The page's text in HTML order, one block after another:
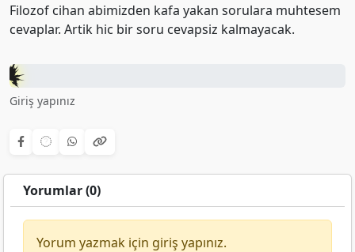
Filozof cihan abimizden kafa yakan sorulara muhtesem
cevaplar. Artik hic bir soru cevapsiz kalmayacak.
Giriş yapınız
Yorumlar (0)
Yorum yazmak için giriş yapınız.